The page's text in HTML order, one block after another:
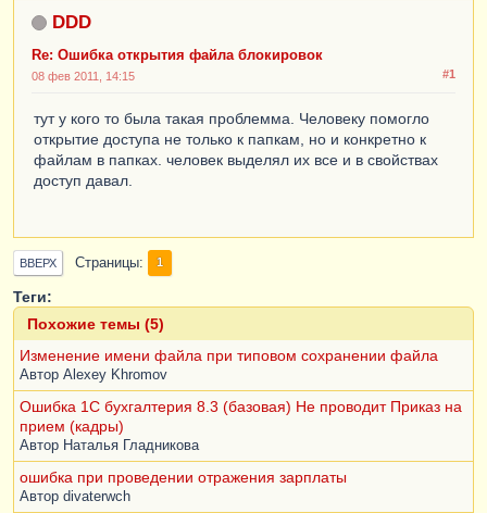
DDD
Re: Ошибка открытия файла блокировок
#1
08 фев 2011, 14:15
тут у кого то была такая проблемма. Человеку помогло
открытие доступа не только к папкам, но и конкретно к
файлам в папках. человек выделял их все и в свойствах
доступ давал.
ВВЕРХ Страницы 1
Теги:
Похожие темы (5)
Изменение имени файла при типовом сохранении файла
Автор Alexey Khromov
Ошибка 1С бухгалтерия 8.3 (базовая) Не проводит Приказ на
прием (кадры)
Автор Наталья Гладникова
ошибка при проведении отражения зарплаты
Автор divaterwch